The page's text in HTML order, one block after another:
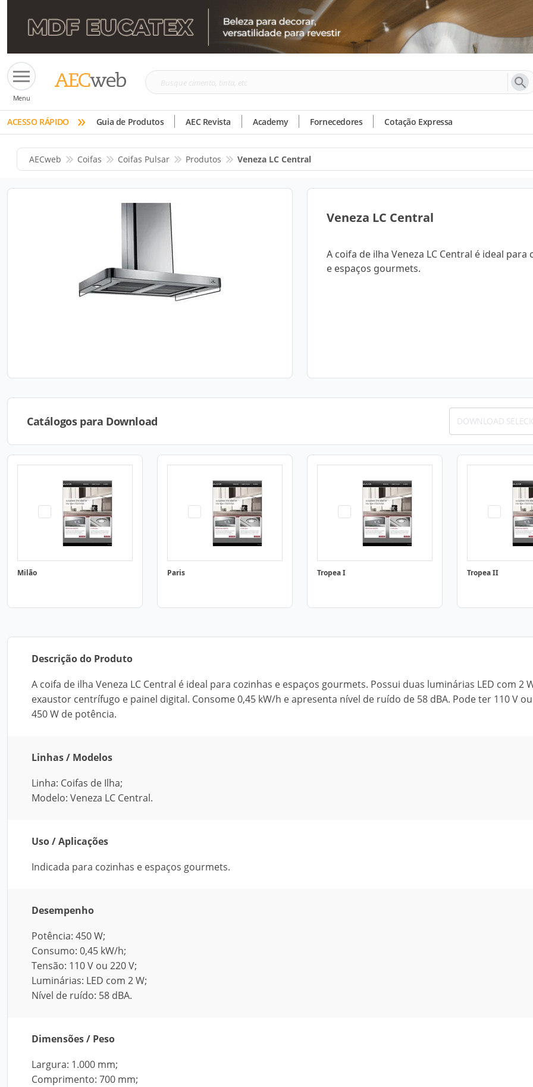
Menu
Busque
tinta,
etc
ACESSO RÁPIDO » Guia de Produtos AEC Revista Academy Fornecedores Cotação Expressa
AECweb Coifas Coifas Pulsar Produtos Veneza LC Central
Veneza LC Central
A coifa de ilha Veneza LC Central é ideal para
e espaços gourmets.
Catálogos para Download DOWNLOAD
Milão Paris Tropea I Tropea II
Descrição do Produto
A coifa de ilha Veneza LC Central é ideal para cozinhas e espaços gourmets. Possui duas luminárias LED com 2
exaustor centrífugo e painel digital. Consome 0,45 kW/h e apresenta nível de ruído de 58 dBA. Pode ter 110 V ou
450 W de potência.
Linhas / Modelos
Linha: Coifas de Ilha;
Modelo: Veneza LC Central.
Uso / Aplicações
Indicada para cozinhas e espaços gourmets.
Desempenho
Potência: 450 W;
Consumo: 0,45 kW/h;
Tensão: 110 V ou 220 V;
Luminárias: LED com 2 W;
Nível de ruído: 58 dBA.
Dimensões / Peso
Largura: 1.000 mm;
Comprimento: 700 mm;